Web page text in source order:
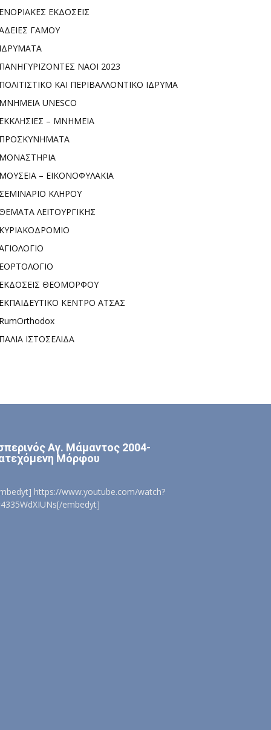
ΕΝΟΡΙΑΚΕΣ ΕΚΔΟΣΕΙΣ
ΓΑΜΟΥ
ΙΔΡΥΜΑΤΑ
ΠΑΝΗΓΥΡΙΖΟΝΤΕΣ ΝΑΟΙ 2023
ΠΟΛΙΤΙΣΤΙΚΟ ΚΑΙ ΠΕΡΙΒΑΛΛΟΝΤΙΚΟ ΙΔΡΥΜΑ
ΜΝΗΜΕΙΑ UNESCO
ΕΚΚΛΗΣΙΕΣ – ΜΝΗΜΕΙΑ
ΠΡΟΣΚΥΝΗΜΑΤΑ
ΜΟΝΑΣΤΗΡΙΑ
ΜΟΥΣΕΙΑ – ΕΙΚΟΝΟΦΥΛΑΚΙΑ
ΣΕΜΙΝΑΡΙΟ ΚΛΗΡΟΥ
ΛΕΙΤΟΥΡΓΙΚΗΣ
ΚΥΡΙΑΚΟΔΡΟΜΙΟ
ΕΟΡΤΟΛΟΓΙΟ
ΕΚΔΟΣΕΙΣ ΘΕΟΜΟΡΦΟΥ
ΕΚΠΑΙΔΕΥΤΙΚΟ ΚΕΝΤΡΟ ΑΤΣΑΣ
RumOrthodox
ΠΑΛΙΑ ΙΣΤΟΣΕΛΙΔΑ
Αγ. Μάμαντος 2004-
Μόρφου
https://www.youtube.com/watch?
embedyt]